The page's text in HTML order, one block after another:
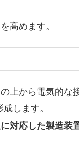
高めます。
上から電気的な
します。
対応した製造装